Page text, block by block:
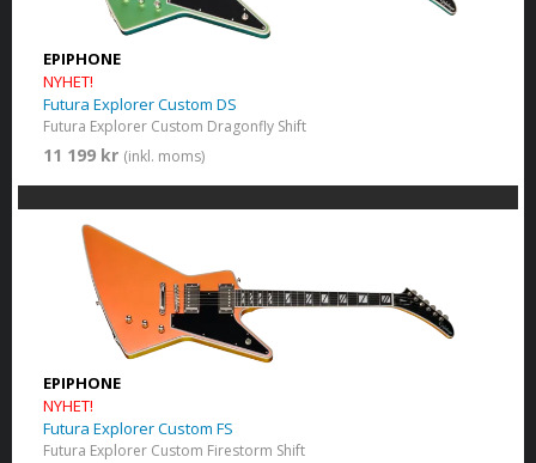
EPIPHONE
NYHET!
Futura Explorer Custom DS
Futura Explorer Custom Dragonfly Shift
11 199 kr (inkl. moms)
EPIPHONE
NYHET!
Futura Explorer Custom FS
Futura Explorer Custom Firestorm Shift